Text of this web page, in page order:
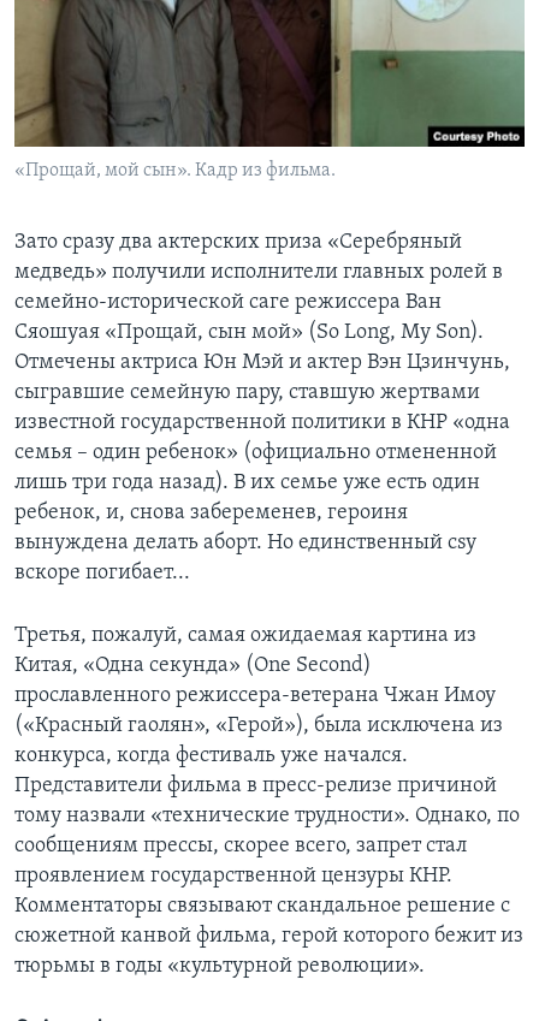
«Прощай, мой сын». Кадр из фильма.
Зато сразу два актерских приза «Серебряный
медведь» получили исполнители главных ролей в
семейно-исторической саге режиссера Ван
Сяошуая «Прощай, сын мой» (So Long, My Son).
Отмечены актриса Юн Мэй и актер Вэн Цзинчунь,
сыгравшие семейную пару, ставшую жертвами
известной государственной политики в КНР «одна
семья – один ребенок» (официально отмененной
лишь три года назад). В их семье уже есть один
ребенок, и, снова забеременев, героиня
вынуждена делать аборт. Но единственный csy
вскоре погибает...
Третья, пожалуй, самая ожидаемая картина из
Китая, «Одна секунда» (One Second)
прославленного режиссера-ветерана Чжан Имоу
(«Красный гаолян», «Герой»), была исключена из
конкурса, когда фестиваль уже начался.
Представители фильма в пресс-релизе причиной
тому назвали «технические трудности». Однако, по
сообщениям прессы, скорее всего, запрет стал
проявлением государственной цензуры КНР.
Комментаторы связывают скандальное решение с
сюжетной канвой фильма, герой которого бежит из
тюрьмы в годы «культурной революции».